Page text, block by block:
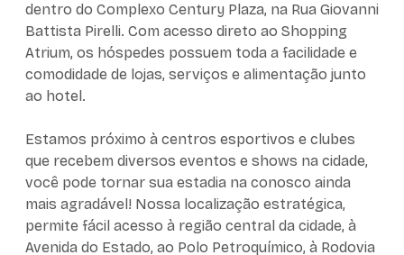
dentro do Complexo Century Plaza, na Rua Giovanni
Battista Pirelli. Com acesso direto ao Shopping
Atrium, os hóspedes possuem toda a facilidade e
comodidade de lojas, serviços e alimentação junto
ao hotel.
Estamos próximo à centros esportivos e clubes
que recebem diversos eventos e shows na cidade,
você pode tornar sua estadia na conosco ainda
mais agradável! Nossa localização estratégica,
permite fácil acesso à região central da cidade, à
Avenida do Estado, ao Polo Petroquímico, à Rodovia